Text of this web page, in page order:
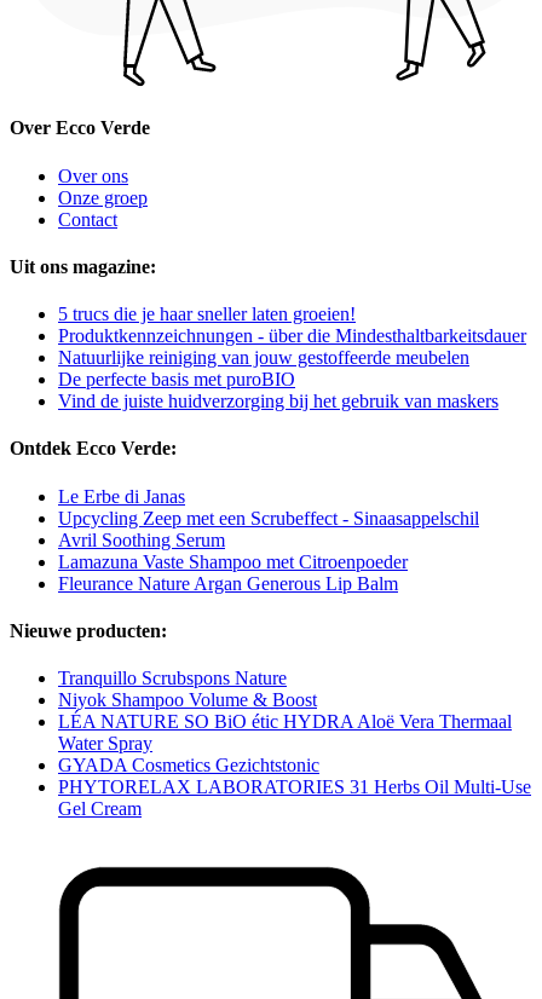
Over Ecco Verde
Over ons
Onze groep
Contact
Uit ons magazine:
5 trucs die je haar sneller laten groeien!
Produktkennzeichnungen - über die Mindesthaltbarkeitsdauer
Natuurlijke reiniging van jouw gestoffeerde meubelen
De perfecte basis met puroBIO
Vind de juiste huidverzorging bij het gebruik van maskers
Ontdek Ecco Verde:
Le Erbe di Janas
Upcycling Zeep met een Scrubeffect - Sinaasappelschil
Avril Soothing Serum
Lamazuna Vaste Shampoo met Citroenpoeder
Fleurance Nature Argan Generous Lip Balm
Nieuwe producten:
Tranquillo Scrubspons Nature
Niyok Shampoo Volume & Boost
LÉA NATURE SO BiO étic HYDRA Aloë Vera Thermaal
Water Spray
GYADA Cosmetics Gezichtstonic
PHYTORELAX LABORATORIES 31 Herbs Oil Multi-Use
Gel Cream